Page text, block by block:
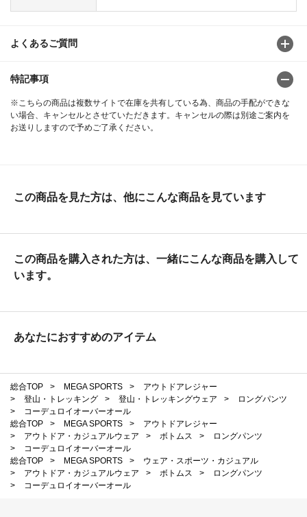
よくあるご質問
特記事項
※こちらの商品は複数サイトで在庫を共有している為、商品の手配ができな
い場合、キャンセルとさせていただきます。キャンセルの際は別途ご案内を
お送りしますので予めご了承ください。
この商品を見た方は、他にこんな商品を見ています
この商品を購入された方は、一緒にこんな商品を購入して
います。
あなたにおすすめのアイテム
総合TOP > MEGA SPORTS >
アウトドアレジャー
>
登山・トレッキング > 登山・トレッキングウェア >
ロングパンツ
>
コーデュロイオーバーオール
総合TOP
> MEGA SPORTS >
アウトドアレジャー
>
アウトドア・カジュアルウェア > ボトムス >
ロングパンツ
>
コーデュロイオーバーオール
総合TOP
> MEGA SPORTS >
ウェア・スポーツ・カジュアル
>
アウトドア・カジュアルウェア > ボトムス >
ロングパンツ
>
コーデュロイオーバーオール